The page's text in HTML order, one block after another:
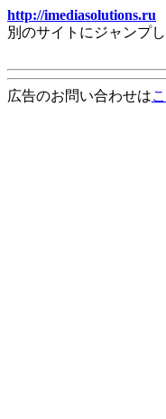
http://imediasolutions.ru
別のサイトにジャンプ
広告のお問い合わせは